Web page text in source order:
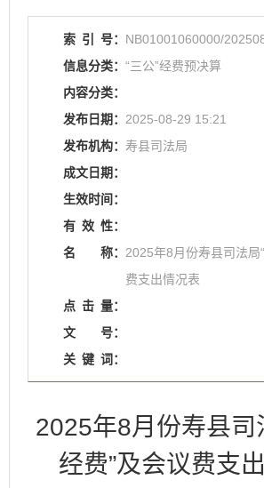
索 引 号： NB01001060000/
信息分类： “三公”经费预决算
内容分类：
发布日期： 2025-08-29 15:21
发布机构： 寿县司法局
成文日期：
生效时间：
有 效 性：
名
称： 2025年8月份寿县司法局
费支出情况表
点 击 量：
文
号：
关 键 词：
2025年8月份寿县司
经费”及会议费支